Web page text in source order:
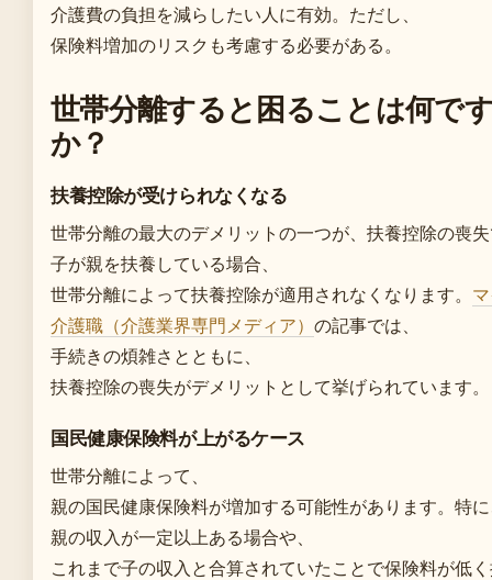
介護費の負担を減らしたい人に有効。ただし、
保険料増加のリスクも考慮する必要がある。
世帯分離すると困ることは何で
か？
扶養控除が受けられなくなる
世帯分離の最大のデメリットの一つが、扶養控除の喪
子が親を扶養している場合、
世帯分離によって扶養控除が適用されなくなります。
介護職（介護業界専門メディア） の記事では、
手続きの煩雑さとともに、
扶養控除の喪失がデメリットとして挙げられています。
国民健康保険料が上がるケース
世帯分離によって、
親の国民健康保険料が増加する可能性があります。特
親の収入が一定以上ある場合や、
これまで子の収入と合算されていたことで保険料が低